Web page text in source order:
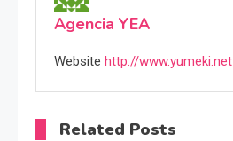
Agencia YEA
Website http://www.yumeki.net
Related Posts